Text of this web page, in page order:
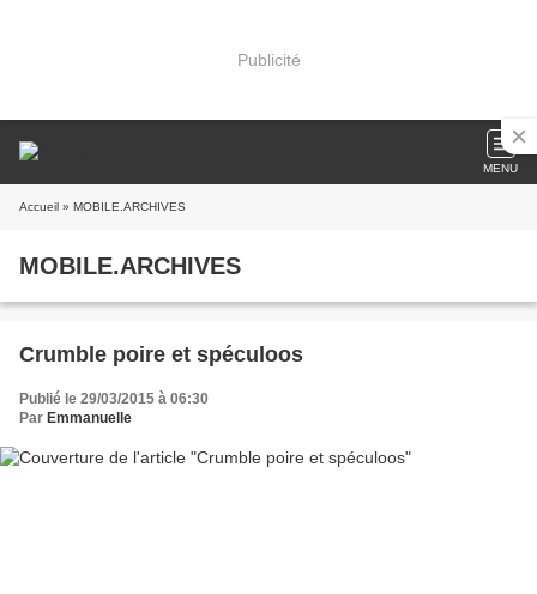
Publicité
MENU
Accueil » MOBILE.ARCHIVES
MOBILE.ARCHIVES
Crumble poire et spéculoos
Publié le 29/03/2015 à 06:30
Par Emmanuelle